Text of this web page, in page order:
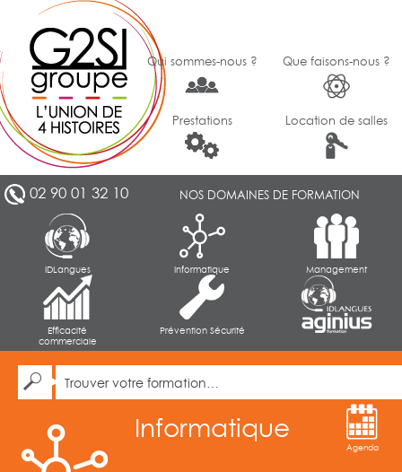
Qui sommes-nous ? Que faisons-nous ?
Prestations Location de salles
02 90 01 32 10 NOS DOMAINES DE FORMATION
IDLangues Informatique Management
Efficacité
commerciale
Prévention Sécurité
Informatique
Agenda